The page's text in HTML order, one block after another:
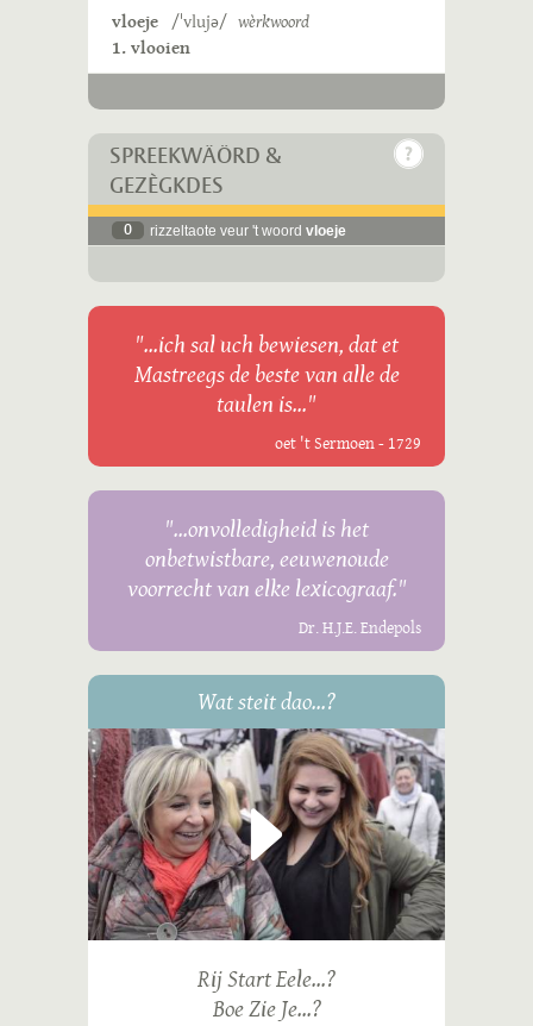
vloeje /ˈvlujə/ wèrkwoord
1. vlooien
SPREEKWÄÖRD &
GEZÈGKDES
0 rizzeltaote veur 't woord vloeje
"...ich sal uch bewiesen, dat et
Mastreegs de beste van alle de
taulen is..."
oet 't Sermoen - 1729
"...onvolledigheid is het
onbetwistbare, eeuwenoude
voorrecht van elke lexicograaf."
Dr. H.J.E. Endepols
Wat steit dao...?
Rij Start Eele...?
Boe Zie Je...?